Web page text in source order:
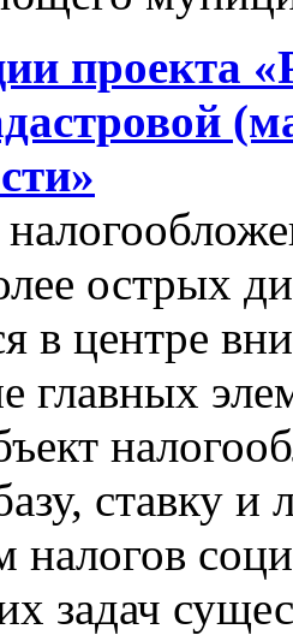
проекта
острых
в центре
главных
ставку и
налогов
задач